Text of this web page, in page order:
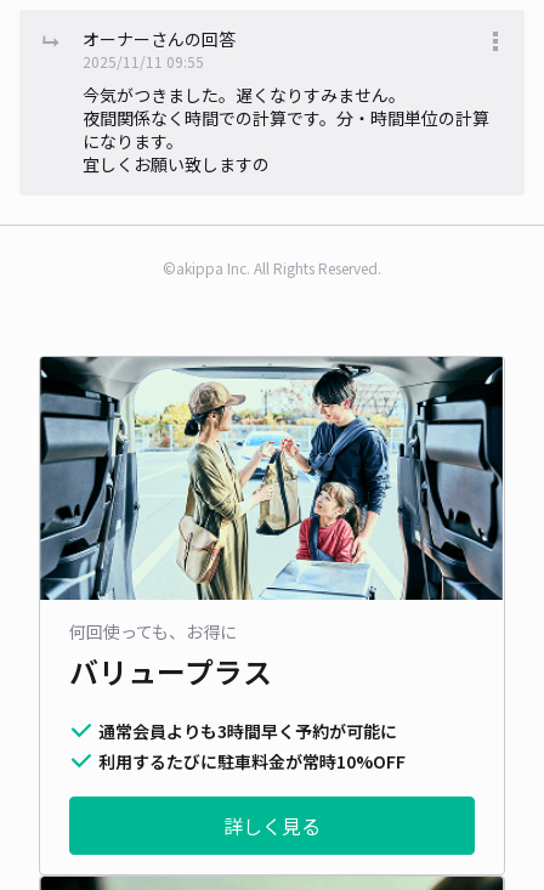
オーナーさんの回答
2025/11/11 09:55
今気がつきました。遅くなりすみません。
夜間関係なく時間での計算です。分・時間単位の計算
になります。
宜しくお願い致しますの
©akippa Inc. All Rights Reserved.
何回使っても、お得に
バリュープラス
通常会員よりも3時間早く予約が可能に
利用するたびに駐車料金が常時10%OFF
詳しく見る